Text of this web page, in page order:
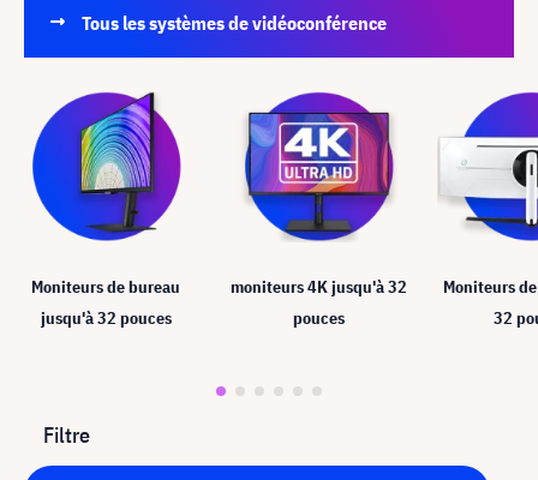
Tous les systèmes de vidéoconférence
Moniteurs de bureau
jusqu'à 32 pouces
moniteurs 4K jusqu'à 32
pouces
Moniteurs
32
Filtre